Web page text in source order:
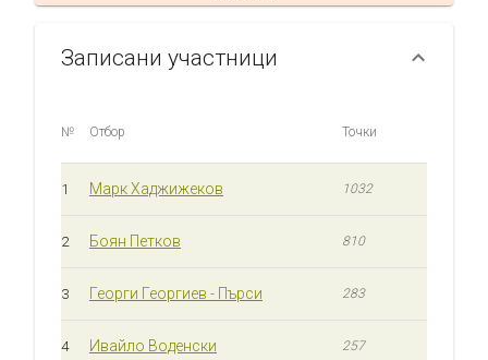
Записани участници
№ Отбор Точки
1 Марк Хаджижеков 1032
2 Боян Петков 810
3 Георги Георгиев - Пърси 283
4 Ивайло Воденски 257